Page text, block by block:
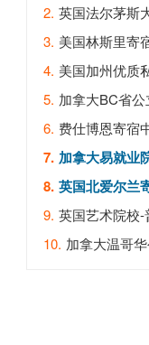
2. 英国法尔茅斯
3. 美国林斯里寄
的寄宿中学
4. 美国加州优质
5. 加拿大BC省
6. 费仕博恩寄宿
7. 加拿大易就业
8. 英国北爱尔兰
9. 英国艺术院校
10. 加拿大温哥